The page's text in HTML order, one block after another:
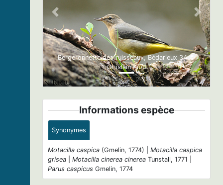
Bergeronnette des ruisseaux, Bédarieux 34 ©
Ghislain Riou
Previous Next
Informations espèce
Synonymes
Motacilla caspica (Gmelin, 1774) | Motacilla caspica
grisea
Motacilla cinerea cinerea Tunstall, 1771 |
Parus caspicus Gmelin, 1774